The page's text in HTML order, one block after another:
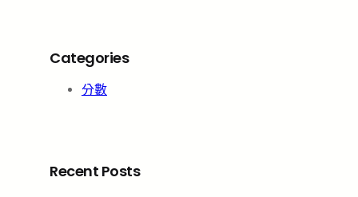
Categories
分數
Recent Posts